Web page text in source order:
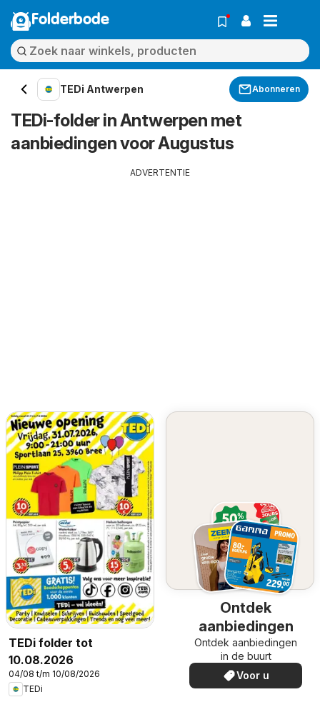
Folderbode
TEDi Antwerpen Abonneren
TEDi-folder in Antwerpen met
aanbiedingen voor Augustus
ADVERTENTIE
TEDi folder tot
10.08.2026
04/08 t/m 10/08/2026
TEDi
Ontdek
aanbiedingen
Ontdek aanbiedingen
in de buurt
Voor u